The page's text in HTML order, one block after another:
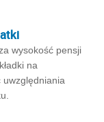
wysokość pensji
na
uwzględniania